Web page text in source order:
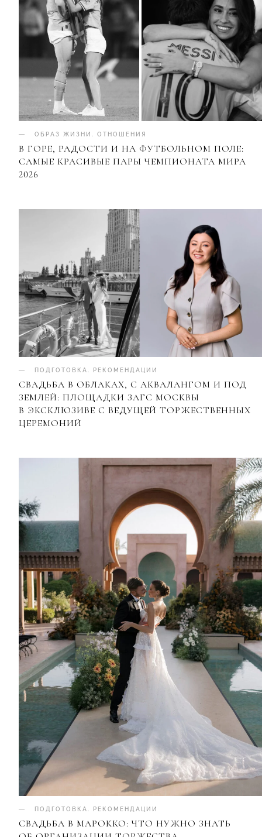
ОБРАЗ ЖИЗНИ ОТНОШЕНИЯ
В ГОРЕ, РАДОСТИ И НА ФУТБОЛЬНОМ ПОЛЕ:
САМЫЕ КРАСИВЫЕ ПАРЫ ЧЕМПИОНАТА МИРА
2026
ПОДГОТОВКА РЕКОМЕНДАЦИИ
СВАДЬБА В ОБЛАКАХ, С АКВАЛАНГОМ И ПОД
ЗЕМЛЕЙ: ПЛОЩАДКИ ЗАГС МОСКВЫ
В ЭКСКЛЮЗИВЕ С ВЕДУЩЕЙ ТОРЖЕСТВЕННЫХ
ЦЕРЕМОНИЙ
ПОДГОТОВКА. РЕКОМЕНДАЦИИ
СВАДЬБА В МАРОККО: ЧТО НУЖНО ЗНАТЬ